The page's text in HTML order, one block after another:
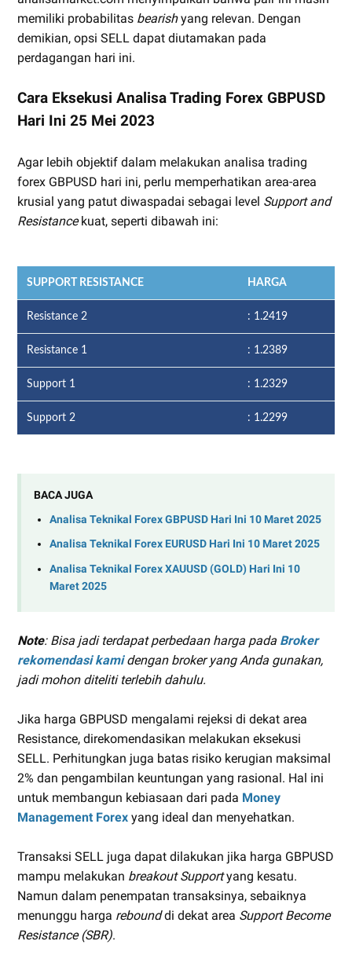
memiliki probabilitas bearishyang relevan. Dengan
demikian, opsi SELL dapat diutamakan pada
perdagangan hari ini.
Cara Eksekusi Analisa Trading Forex GBPUSD
Hari Ini 25 Mei 2023
Agar lebih objektif dalam melakukan analisa trading
forex GBPUSD hari ini, perlu memperhatikan area-area
krusial yang patut diwaspadai sebagai level Support and
Resistancekuat, seperti dibawah ini:
SUPPORT RESISTANCE HARGA
Resistance 2 : 1.2419
Resistance 1 : 1.2389
Support 1 : 1.2329
Support 2 : 1.2299
BACA JUGA
Analisa Teknikal Forex GBPUSD Hari Ini 10 Maret 2025
Analisa Teknikal Forex EURUSD Hari Ini 10 Maret 2025
Analisa Teknikal Forex XAUUSD (GOLD) Hari Ini 10
Maret 2025
Note: Bisa jadi terdapat perbedaan harga pada Broker
rekomendasi kamidengan broker yang Anda gunakan,
jadi mohon diteliti terlebih dahulu.
Jika harga GBPUSD mengalami rejeksi di dekat area
Resistance, direkomendasikan melakukan eksekusi
SELL. Perhitungkan juga batas risiko kerugian maksimal
2% dan pengambilan keuntungan yang rasional. Hal ini
untuk membangun kebiasaan dari pada Money
Management Forex yang ideal dan menyehatkan.
Transaksi SELL juga dapat dilakukan jika harga GBPUSD
mampu melakukan breakout Supportyang kesatu.
Namun dalam penempatan transaksinya, sebaiknya
menunggu harga rebounddi dekat area Support Become
Resistance (SBR).